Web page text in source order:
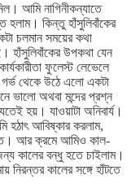
আমি নাগিনীকন্যাতে
হলাম। কিন্তু হাঁসুলিবাঁকের
চলমান সময়ের কথা
হাঁসুলিবাঁকের উপকথা যেন
ফুলেস্ট লেভেলে
থেকে উঠে এলো একটা
ভালো অথবা মন্দের প্রশ্ন
হয়। যাওয়াটা অনিবার্য।
আবিষ্কার করলাম,
আর ক্রমে আমিও কাল-
কালের বন্ধু হতে চাইলাম।
কালের সঙ্গে হাঁটতে